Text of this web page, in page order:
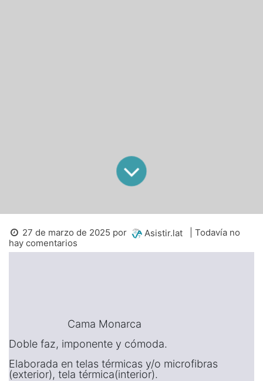
27 de marzo de 2025 por Asistir.lat
| Todavía no
hay comentarios
Cama Monarca
Doble faz, imponente y cómoda.
Elaborada en telas térmicas y/o microfibras
(exterior), tela térmica(interior).